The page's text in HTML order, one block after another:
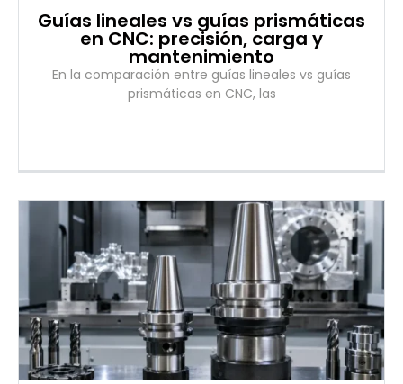
Guías lineales vs guías prismáticas
en CNC: precisión, carga y
mantenimiento
En la comparación entre guías lineales vs guías
prismáticas en CNC, las